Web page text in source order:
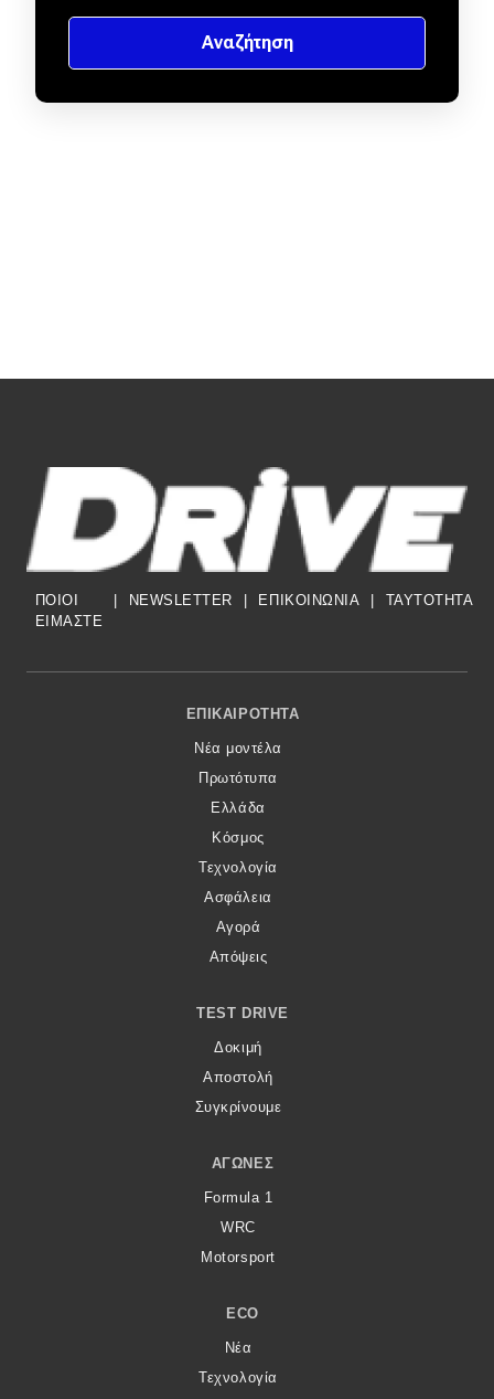
ΠΟΙΟΙ
ΕΙΜΑΣΤΕ
NEWSLETTER ΕΠΙΚΟΙΝΩΝΙΑ TAYTOTHTA
Footer Menu
ΕΠΙΚΑΙΡΌΤΗΤΑ
Νέα μοντέλα
Πρωτότυπα
Ελλάδα
Κόσμος
Τεχνολογία
Ασφάλεια
Αγορά
Απόψεις
TEST DRIVE
Δοκιμή
Αποστολή
Συγκρίνουμε
ΑΓΏΝΕΣ
Formula 1
WRC
Motorsport
ECO
Νέα
Τεχνολογία